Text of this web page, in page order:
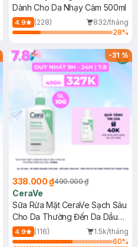
Dành Cho Da Nhạy Cảm 500ml
4.9 (228)
832/tháng
28%
-31%
338.000 ₫490.000 ₫
CeraVe
Sữa Rửa Mặt CeraVe Sạch Sâu
Cho Da Thường Đến Da Dầu
473ml
4.9 (116)
1.5k/tháng
60%